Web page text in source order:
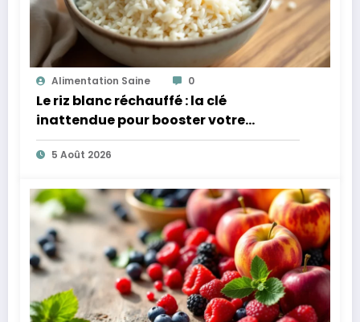
Alimentation Saine 0
Le riz blanc réchauffé : la clé
inattendue pour booster votre
microbiote
5 Août 2026